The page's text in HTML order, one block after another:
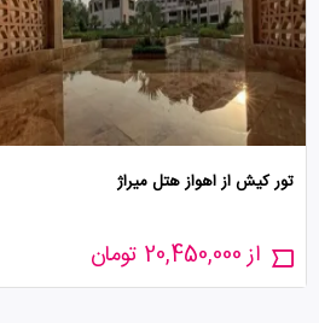
تور کیش از اهواز هتل میراژ
از 20,450,000 تومان